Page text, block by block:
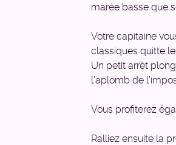
marée basse que
Votre capitaine
classiques quitte
Un petit arrêt
l’aplomb de
Vous profiterez
Ralliez ensuite la